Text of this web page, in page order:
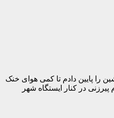
را پایین دادم تا کمی هوای خنک
شهرستان قیروکارزین بودم پیرزنی در کنار ایستگاه شهر